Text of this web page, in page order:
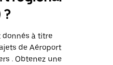
?
donnés à titre
de Aéroport
. Obtenez une